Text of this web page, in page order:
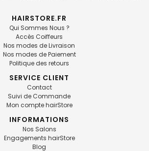
HAIRSTORE.FR
Qui Sommes Nous ?
Accès Coiffeurs
Nos modes de Livraison
Nos modes de Paiement
Politique des retours
SERVICE CLIENT
Contact
Suivi de Commande
Mon compte hairStore
INFORMATIONS
Nos Salons
Engagements hairStore
Blog